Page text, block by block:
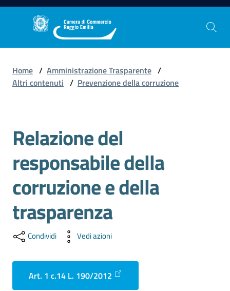
Vai al contenuto
Vai alla navigazione
Vai al footer
Home / Amministrazione Trasparente /
Altri contenuti / Prevenzione della corruzione
Relazione del
responsabile della
corruzione e della
trasparenza
Condividi Vedi azioni
Art. 1 c.14 L. 190/2012